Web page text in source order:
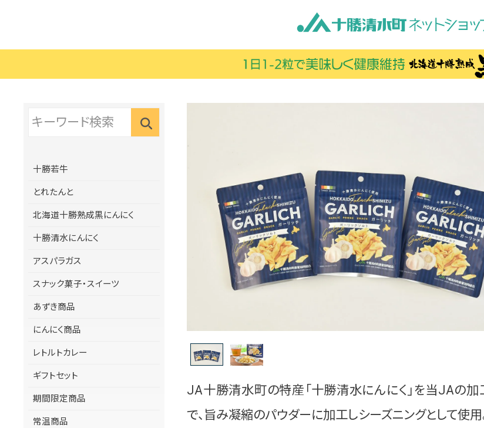
十勝若牛
とれたんと
北海道十勝熟成黒にんにく
十勝清水にんにく
アスパラガス
スナック菓子・スイーツ
あずき商品
にんにく商品
レトルトカレー
ギフトセット
期間限定商品
常温商品
JA十勝清水町の特産「十勝清水にんにく」を当JAの加
で、旨み凝縮のパウダーに加工しシーズニングとして使用